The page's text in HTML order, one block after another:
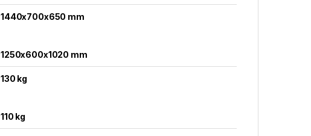
1440x700x650 mm
1250x600x1020 mm
130 kg
110 kg